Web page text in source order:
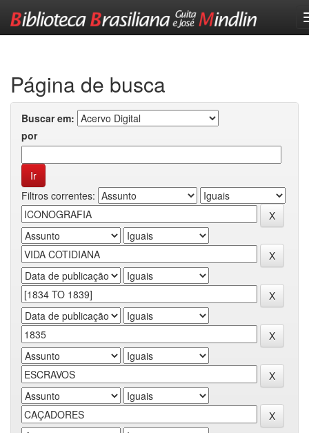
Página de busca
Buscar em:
por
Filtros correntes: